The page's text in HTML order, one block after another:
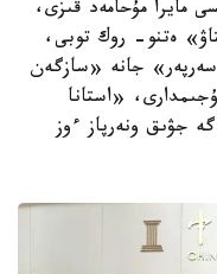
مايرا مۇحامەد قىزى،
ەتنو- روك توبى،
جانە «سازگەن
«استانا
بالەت» بالەت ترۋپپاسى باستاعان 150 گە جۋىق ونەرپاز ءوز